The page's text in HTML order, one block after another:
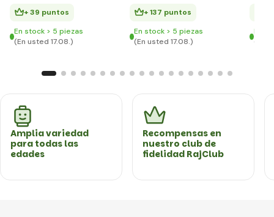
+ 39 puntos
En stock > 5 piezas
(En usted 17.08.)
+ 137 puntos
En stock > 5 piezas
(En usted 17.08.)
En
(En
Amplia variedad
para todas las
edades
Recompensas en
nuestro club de
fidelidad RajClub